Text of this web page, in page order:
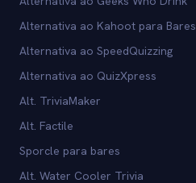
Alternativa ao Kahoot para Bares
Alternativa ao SpeedQuizzing
Alternativa ao QuizXpress
Alt. TriviaMaker
Alt. Factile
Sporcle para bares
Alt. Water Cooler Trivia